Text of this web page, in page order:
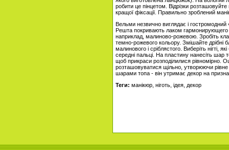
робити це пінцетом. Відрізки
кращої фіксації. Правильно зроблений
Вельми незвично виглядає і
Решта покривають лаком гармонирующего
наприклад, малиново-рожевою. Зробіть
темно-рожевого кольору. Змішайте дрібні
малинового і сріблястого. Виберіть нігті,
середні пальці. На пластину нанесіть шар
щоб прикраси розподілилися рівномірно.
розташовуватися щільно, утворюючи
шарами топа - він утримає декор на
Теги: манікюр, ніготь, ідея, декор